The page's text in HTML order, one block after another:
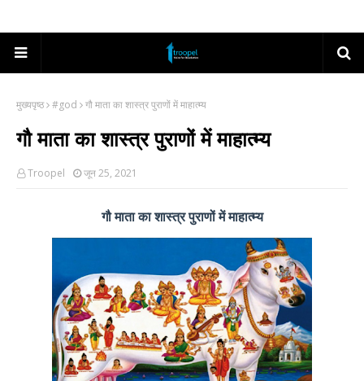
मुख्यपृष्ठ #god गौ माता का शास्त्र पुराणों में माहात्म्य
गौ माता का शास्त्र पुराणों में माहात्म्य
Troopel जून 25, 2021
गौ माता का शास्त्र पुराणों में माहात्म्य